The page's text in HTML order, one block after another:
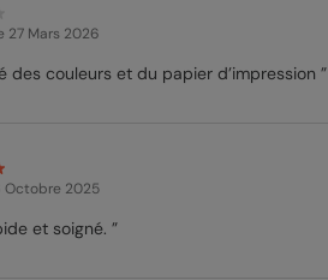
27 Mars 2026
des couleurs et du papier d’impression ”
Octobre 2025
et soigné. ”